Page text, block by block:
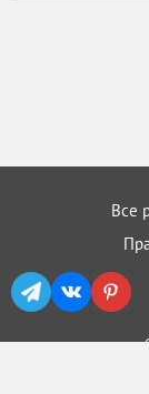
Все